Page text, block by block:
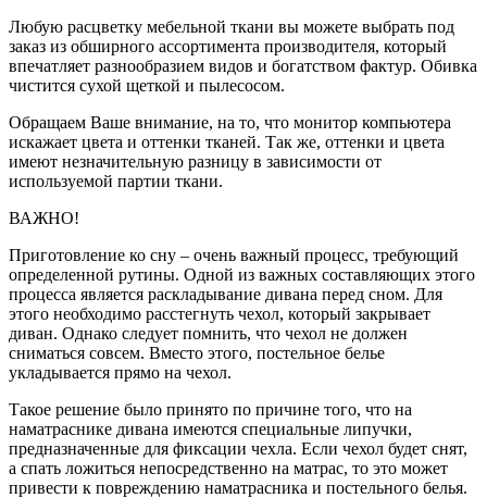
Любую расцветку мебельной ткани вы можете выбрать под
заказ из обширного ассортимента производителя, который
впечатляет разнообразием видов и богатством фактур. Обивка
чистится сухой щеткой и пылесосом.
Обращаем Ваше внимание, на то, что монитор компьютера
искажает цвета и оттенки тканей. Так же, оттенки и цвета
имеют незначительную разницу в зависимости от
используемой партии ткани.
ВАЖНО!
Приготовление ко сну – очень важный процесс, требующий
определенной рутины. Одной из важных составляющих этого
процесса является раскладывание дивана перед сном. Для
этого необходимо расстегнуть чехол, который закрывает
диван. Однако следует помнить, что чехол не должен
сниматься совсем. Вместо этого, постельное белье
укладывается прямо на чехол.
Такое решение было принято по причине того, что на
наматраснике дивана имеются специальные липучки,
предназначенные для фиксации чехла. Если чехол будет снят,
а спать ложиться непосредственно на матрас, то это может
привести к повреждению наматрасника и постельного белья.